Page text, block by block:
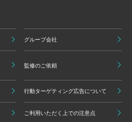
グループ会社
監修のご依頼
行動ターゲティング広告について
ご利用いただく上での注意点